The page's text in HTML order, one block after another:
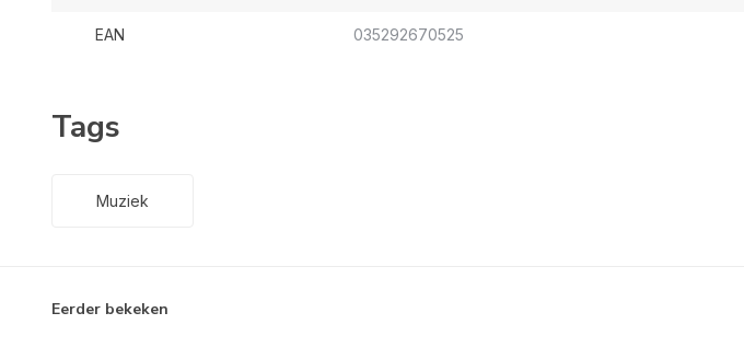
EAN 035292670525
Tags
Muziek
Eerder bekeken